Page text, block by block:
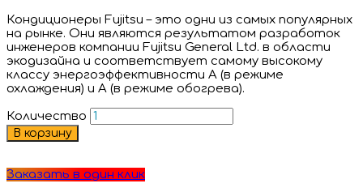
Кондиционеры Fujitsu – это одни из самых популярных
на рынке. Они являются результатом разработок
инженеров компании Fujitsu General Ltd. в области
экодизайна и соответствует самому высокому
классу энергоэффективности А (в режиме
охлаждения) и А (в режиме обогрева).
Количество
В корзину
Заказать в один клик